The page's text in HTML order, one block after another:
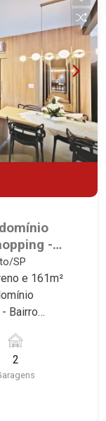
-
SP
e 161m²
Bairro
Martinelli
- 3
2